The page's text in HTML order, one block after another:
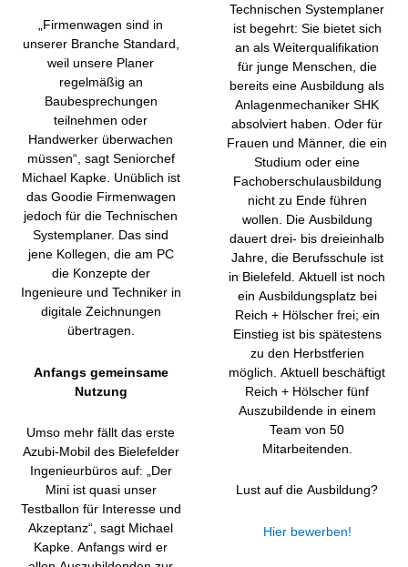
„Firmenwagen sind in
unserer Branche Standard,
weil unsere Planer
regelmäßig an
Baubesprechungen
teilnehmen oder
Handwerker überwachen
müssen“, sagt Seniorchef
Michael Kapke. Unüblich ist
das Goodie Firmenwagen
jedoch für die Technischen
Systemplaner. Das sind
jene Kollegen, die am PC
die Konzepte der
Ingenieure und Techniker in
digitale Zeichnungen
übertragen.
Anfangs gemeinsame
Nutzung
Umso mehr fällt das erste
Azubi-Mobil des Bielefelder
Ingenieurbüros auf: „Der
Mini ist quasi unser
Testballon für Interesse und
Akzeptanz“, sagt Michael
Kapke. Anfangs wird er
Technischen Systemplaner
ist begehrt: Sie bietet sich
an als Weiterqualifikation
für junge Menschen, die
bereits eine Ausbildung als
Anlagenmechaniker SHK
absolviert haben. Oder für
Frauen und Männer, die ein
Studium oder eine
Fachoberschulausbildung
nicht zu Ende führen
wollen. Die Ausbildung
dauert drei- bis dreieinhalb
Jahre, die Berufsschule ist
in Bielefeld. Aktuell ist noch
ein Ausbildungsplatz bei
Reich + Hölscher frei; ein
Einstieg ist bis spätestens
zu den Herbstferien
möglich. Aktuell beschäftigt
Reich + Hölscher fünf
Auszubildende in einem
Team von 50
Mitarbeitenden.
Lust auf die Ausbildung?
Hier bewerben!